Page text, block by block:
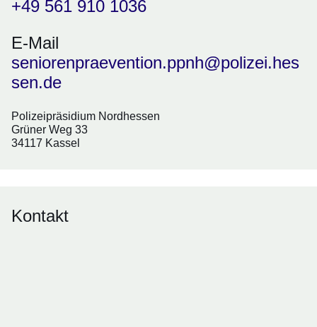
+49 561 910 1036
E-Mail
seniorenpraevention.ppnh@polizei.hes
sen.de
Polizeipräsidium Nordhessen
Grüner Weg 33
34117 Kassel
Kontakt